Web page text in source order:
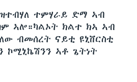
ዝተብሃለ ተምሃራይ ድማ ኣብ
ኣሎ።ካልኦት ክልተ ክኣ ኣብ
ብመሰረት ናይቲ ዩኒቨርስቲ
ኮሚኒኬሽንን ኣቶ ጌትነት